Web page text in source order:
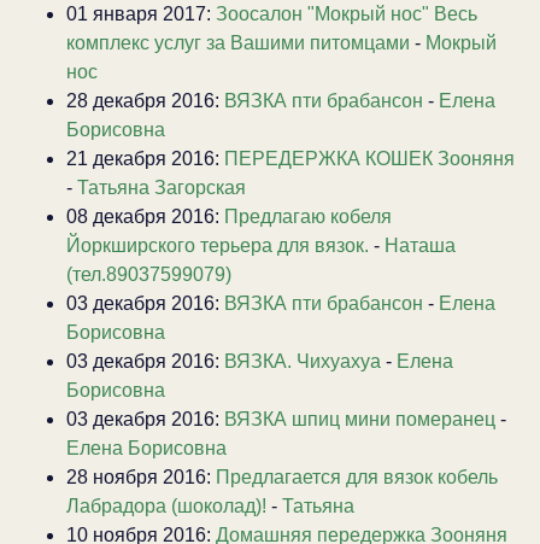
01 января 2017: Зоосалон "Мокрый нос" Весь
комплекс услуг за Вашими питомцами - Мокрый
нос
28 декабря 2016: ВЯЗКА пти брабансон - Елена
Борисовна
21 декабря 2016: ПЕРЕДЕРЖКА КОШЕК Зооняня
- Татьяна Загорская
08 декабря 2016: Предлагаю кобеля
Йоркширского терьера для вязок. - Наташа
(тел.89037599079)
03 декабря 2016: ВЯЗКА пти брабансон - Елена
Борисовна
03 декабря 2016: ВЯЗКА. Чихуахуа - Елена
Борисовна
03 декабря 2016: ВЯЗКА шпиц мини померанец -
Елена Борисовна
28 ноября 2016: Предлагается для вязок кобель
Лабрадора (шоколад)! - Татьяна
10 ноября 2016: Домашняя передержка Зооняня